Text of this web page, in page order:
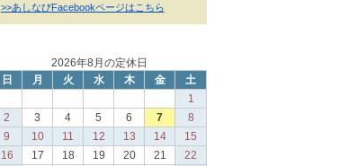
>>あしなびFacebookページはこちら
2026年8月の定休日
日
月 火 水 木 金
土
1
2
3 4 5 6 7
8
9
10 11 12 13 14
15
16
17 18 19 20 21
22